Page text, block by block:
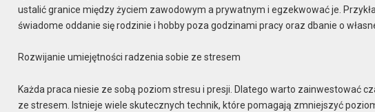
ustalić granice między życiem zawodowym a prywatnym i egzekwować je.
świadome oddanie się rodzinie i hobby poza godzinami pracy oraz dbanie o
Rozwijanie umiejętności radzenia sobie ze stresem
Każda praca niesie ze sobą poziom stresu i presji. Dlatego warto zainwestować
ze stresem. Istnieje wiele skutecznych technik, które pomagają zmniejszyć